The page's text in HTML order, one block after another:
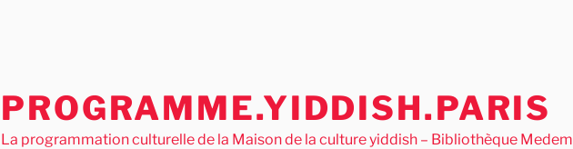
PROGRAMME.YIDDISH.PARIS
La programmation culturelle de la Maison de la culture yiddish – Bibliothèque Medem